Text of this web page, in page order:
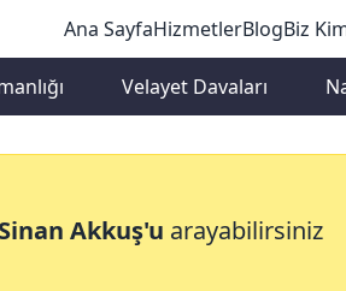
Ana SayfaHizmetlerBlogBiz
Velayet Davaları
Akkuş'u arayabilirsiniz